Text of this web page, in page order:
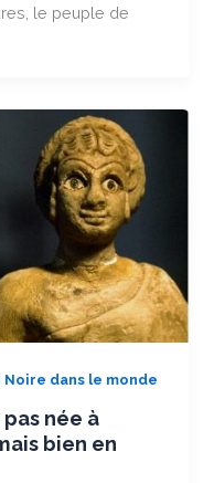
le peuple de
Noire dans le monde
née à
bien en